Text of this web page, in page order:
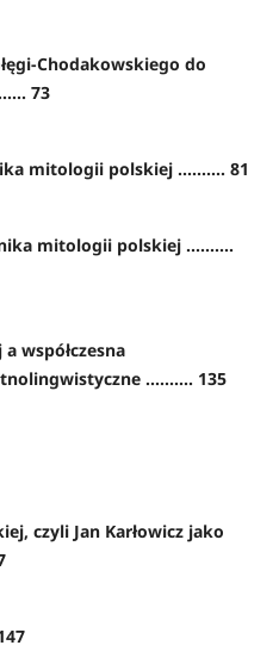
Chodakowskiego do
73
mitologii polskiej .......... 81
mitologii polskiej ..........
współczesna
.......... 135
czyli Jan Karłowicz jako